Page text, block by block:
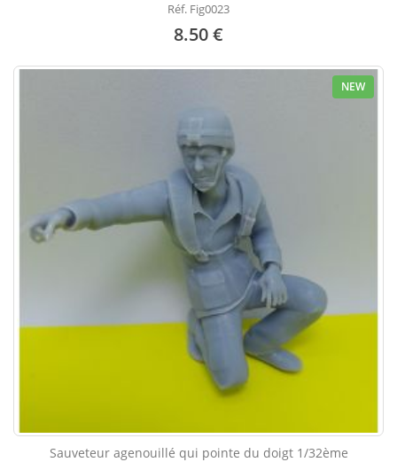
Réf. Fig0023
8.50 €
NEW
Sauveteur agenouillé qui pointe du doigt 1/32ème